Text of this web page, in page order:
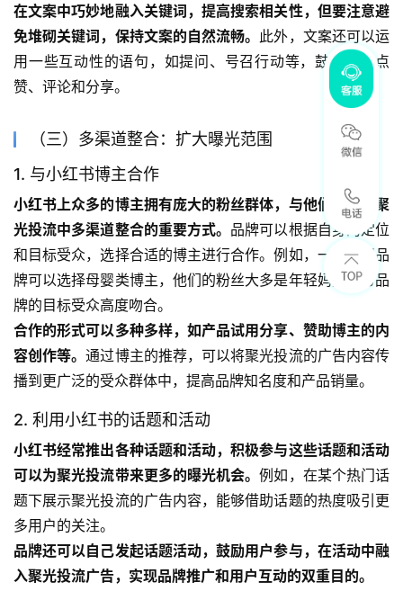
在文案中巧妙地融入关键词，提高搜索相关性，但要注意避
免堆砌关键词，保持文案的自然流畅。 此外，文案还可以运
用一些互动性的语句，如提问、号召行动等，鼓励用户点
赞、评论和分享。
（三）多渠道整合：扩大曝光范围
1. 与小红书博主合作
小红书上众多的博主拥有庞大的粉丝群体，与他们合作是聚
光投流中多渠道整合的重要方式。 品牌可以根据自身的定位
和目标受众，选择合适的博主进行合作。例如，一个母婴品
牌可以选择母婴类博主，他们的粉丝大多是年轻妈妈，与品
牌的目标受众高度吻合。
合作的形式可以多种多样，如产品试用分享、赞助博主的内
容创作等。通过博主的推荐，可以将聚光投流的广告内容传
播到更广泛的受众群体中，提高品牌知名度和产品销量。
2. 利用小红书的话题和活动
小红书经常推出各种话题和活动，积极参与这些话题和活动
可以为聚光投流带来更多的曝光机会。例如，在某个热门话
题下展示聚光投流的广告内容，能够借助话题的热度吸引更
多用户的关注。
品牌还可以自己发起话题活动，鼓励用户参与，在活动中融
入聚光投流广告，实现品牌推广和用户互动的双重目的。